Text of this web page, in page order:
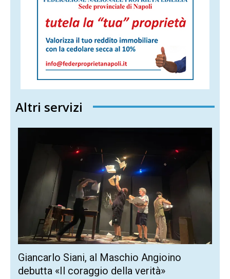
Altri servizi
Giancarlo Siani, al Maschio Angioino
debutta «Il coraggio della verità»